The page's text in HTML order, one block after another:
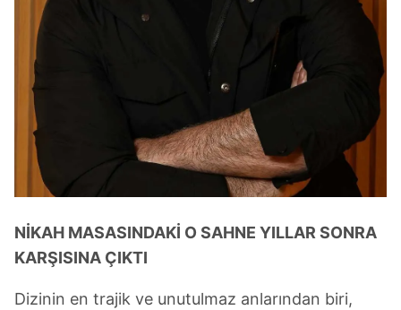
NİKAH MASASINDAKİ O SAHNE YILLAR SONRA
KARŞISINA ÇIKTI
Dizinin en trajik ve unutulmaz anlarından biri,